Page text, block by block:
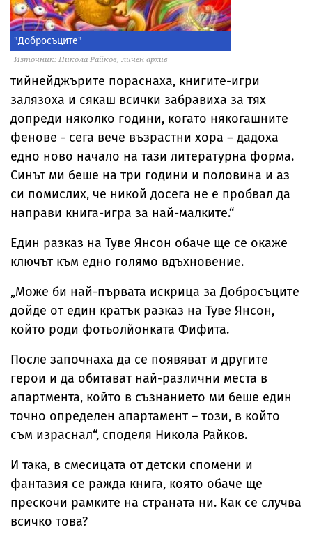
"Добросъците"
Източник: Никола Райков, личен архив
тийнейджърите пораснаха, книгите-игри
залязоха и сякаш всички забравиха за тях
допреди няколко години, когато някогашните
фенове - сега вече възрастни хора – дадоха
едно ново начало на тази литературна форма.
Синът ми беше на три години и половина и аз
си помислих, че никой досега не е пробвал да
направи книга-игра за най-малките.“
Един разказ на Туве Янсон обаче ще се окаже
ключът към едно голямо вдъхновение.
„Може би най-първата искрица за Добросъците
дойде от един кратък разказ на Туве Янсон,
който роди фотьолйонката Фифита.
После започнаха да се появяват и другите
герои и да обитават най-различни места в
апартмента, който в съзнанието ми беше един
точно определен апартамент – този, в който
съм израснал“, споделя Никола Райков.
И така, в смесицата от детски спомени и
фантазия се ражда книга, която обаче ще
прескочи рамките на страната ни. Как се случва
всичко това?